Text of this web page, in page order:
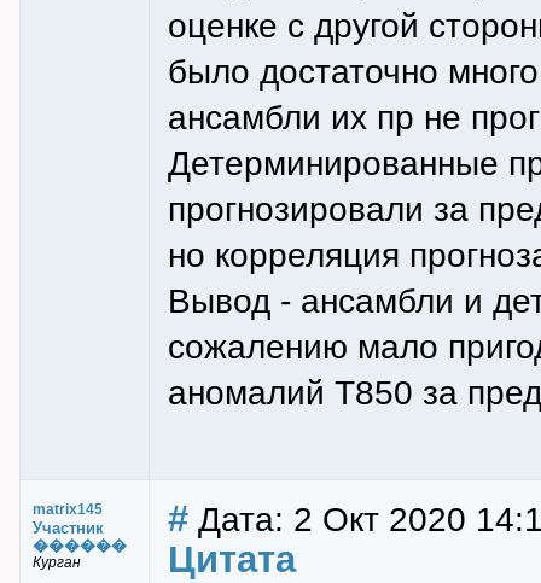
оценке с другой
было достаточно
ансамбли их пр не
Детерминированные
прогнозировали за
но корреляция
Вывод - ансамбли и
сожалению мало
аномалий T850 за
matrix145
Участник
������
Курган
# Дата: 2 Окт 2020
Цитата